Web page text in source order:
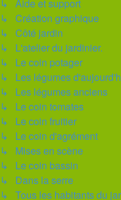
↳ Aide et support
↳ Création graphique
↳ Côté jardin
↳ L'atelier du jardinier.
↳ Le coin potager
↳ Les légumes
↳ Les légumes anciens
↳ Le coin tomates
↳ Le coin fruitier
↳ Le coin d'agrément
↳ Mises en scène
↳ Le coin bassin
↳ Dans la serre
↳ Tous les habitants du